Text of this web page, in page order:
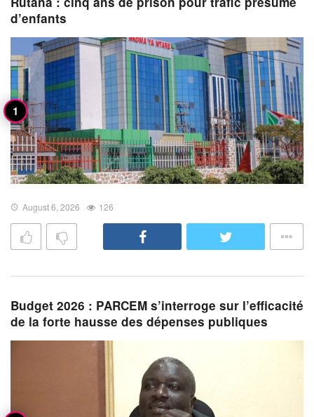
d’enfants
August 6, 2026 126
Budget 2026 : PARCEM s’interroge sur l’efficacité
de la forte hausse des dépenses publiques